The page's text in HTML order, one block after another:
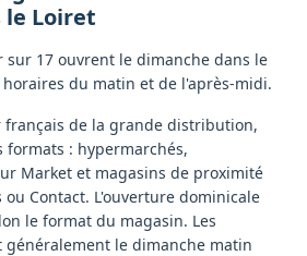
le Loiret
sur 17 ouvrent le dimanche dans le
du matin et de l'après-midi.
français de la grande distribution,
: hypermarchés,
Market et magasins de proximité
ou Contact. L'ouverture dominicale
le format du magasin. Les
généralement le dimanche matin